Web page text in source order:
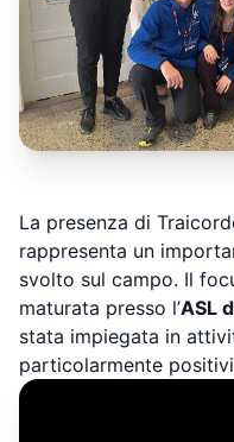
La presenza di
rappresenta un
svolto sul campo. Il
maturata presso l’ASL
stata impiegata in
particolarmente